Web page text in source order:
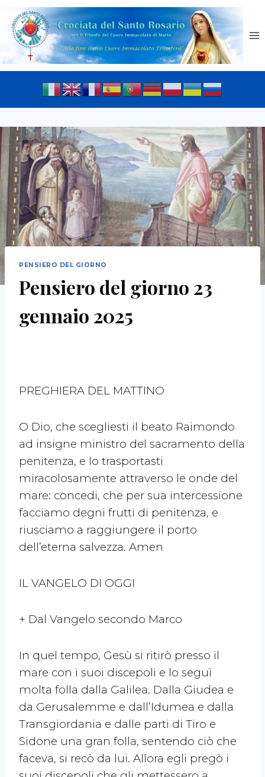
PENSIERO DEL GIORNO
Pensiero del giorno 23
gennaio 2025
PREGHIERA DEL MATTINO
O Dio, che scegliesti il beato Raimondo
ad insigne ministro del sacramento della
penitenza, e lo trasportasti
miracolosamente attraverso le onde del
mare: concedi, che per sua intercessione
facciamo degni frutti di penitenza, e
riusciamo a raggiungere il porto
dell’eterna salvezza. Amen
IL VANGELO DI OGGI
+ Dal Vangelo secondo Marco
In quel tempo, Gesù si ritirò presso il
mare con i suoi discepoli e lo seguì
molta folla dalla Galilea. Dalla Giudea e
da Gerusalemme e dall’Idumea e dalla
Transgiordania e dalle parti di Tiro e
Sidone una gran folla, sentendo ciò che
faceva, si recò da lui. Allora egli pregò i